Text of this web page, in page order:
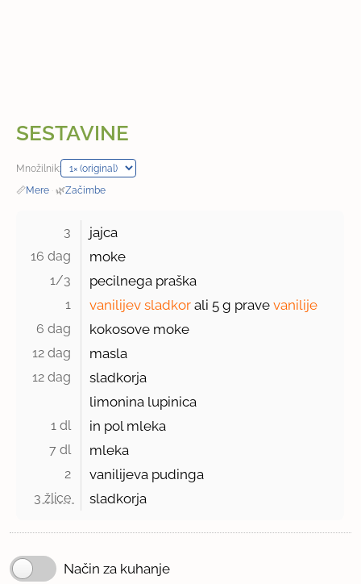
SESTAVINE
Množilnik:
📏Mere · 🌿Začimbe
3 jajca
16 dag moke
1/3 pecilnega praška
1 vanilijev sladkor ali 5 g pravevanilije
6 dag kokosove moke
12 dag masla
12 dag
sladkorja
limonina lupinica
1 dl in pol mleka
7 dl mleka
2 vanilijeva pudinga
3 žlice sladkorja
Način za kuhanje